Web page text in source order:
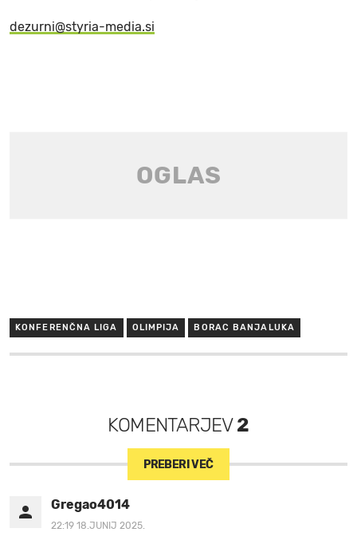
dezurni@styria-media.si
KONFERENČNA LIGA OLIMPIJA BORAC BANJALUKA
KOMENTARJEV2
PREBERI VEČ
Gregao4014
22:19 18.JUNIJ 2025.